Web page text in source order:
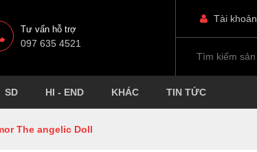
Tài khoản
Tư vấn hỗ trợ
097 635 4521
SD HI - END KHÁC TIN TỨC
The angelic Doll